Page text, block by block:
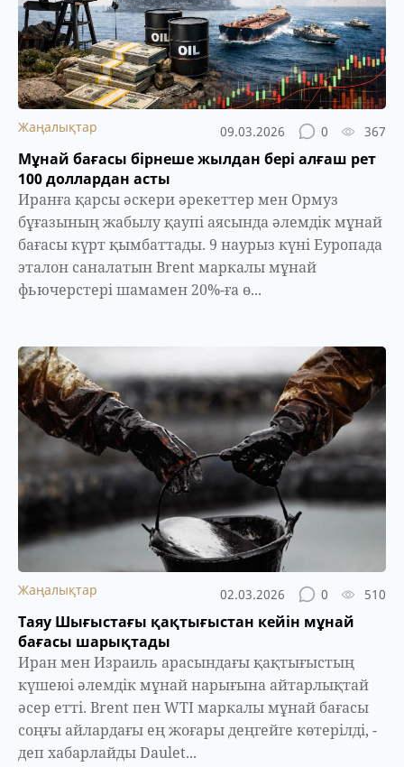
Жаңалықтар 09.03.2026 0 367
Мұнай бағасы бірнеше жылдан бері алғаш рет
100 доллардан асты
Иранға қарсы әскери әрекеттер мен Ормуз
бұғазының жабылу қаупі аясында әлемдік мұнай
бағасы күрт қымбаттады. 9 наурыз күні Еуропада
эталон саналатын Brent маркалы мұнай
фьючерстері шамамен 20%-ға ө...
Жаңалықтар 02.03.2026 0 510
Таяу Шығыстағы қақтығыстан кейін мұнай
бағасы шарықтады
Иран мен Израиль арасындағы қақтығыстың
күшеюі әлемдік мұнай нарығына айтарлықтай
әсер етті. Brent пен WTI маркалы мұнай бағасы
соңғы айлардағы ең жоғары деңгейге көтерілді, -
деп хабарлайды Daulet...